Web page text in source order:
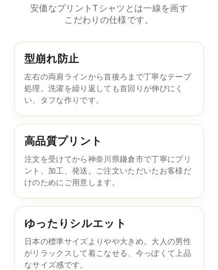
安価なプリントTシャツとは一線を画す
こだわりの仕様です。
型崩れ防止
左右の両肩ラインから首後ろまで丁寧なテープ
処理。洗濯を繰り返しても首回りが伸びにく
い、タフな作りです。
高品質プリント
注文を受けてから神奈川県鎌倉市で丁寧にプリ
ント、加工、発送。ご注文いただいたお客様だ
けのためにご用意します。
ゆったりシルエット
日本の標準サイズよりやや大きめ。大人の男性
がリラックスして着こなせる、今っぽくて上品
なサイズ感です。